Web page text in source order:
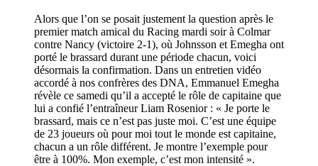
Alors que l’on se posait justement la question après le
premier match amical du Racing mardi soir à Colmar
contre Nancy (victoire 2-1), où Johnsson et Emegha ont
porté le brassard durant une période chacun, voici
désormais la confirmation. Dans un entretien vidéo
accordé à nos confrères des DNA, Emmanuel Emegha
révèle ce samedi qu’il a accepté le rôle de capitaine que
lui a confié l’entraîneur Liam Rosenior : « Je porte le
brassard, mais ce n’est pas juste moi. C’est une équipe
de 23 joueurs où pour moi tout le monde est capitaine,
chacun a un rôle différent. Je montre l’exemple pour
être à 100%. Mon exemple, c’est mon intensité ».